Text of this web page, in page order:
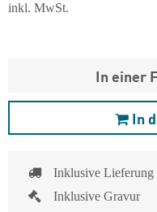
inkl. MwSt.
In einer
In
Inklusive Lieferung
Inklusive Gravur